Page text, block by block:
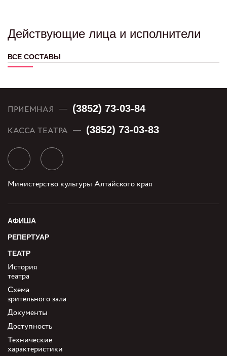
Действующие лица и исполнители
ВСЕ СОСТАВЫ
ПРИЕМНАЯ (3852) 73-03-84
КАССА ТЕАТРА (3852) 73-03-83
Министерство культуры Алтайского края
АФИША
РЕПЕРТУАР
ТЕАТР
История
театра
Схема
зрительного зала
Документы
Доступность
Технические
характеристики